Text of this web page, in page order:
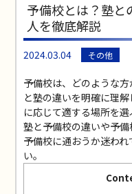
予備校とは？塾と
人を徹底解説
2024.03.04 その他
予備校は、どのような
と塾の違いを明確に理
に応じて適する場所を選
塾と予備校の違いや予備
予備校に通おうか迷わ
い。